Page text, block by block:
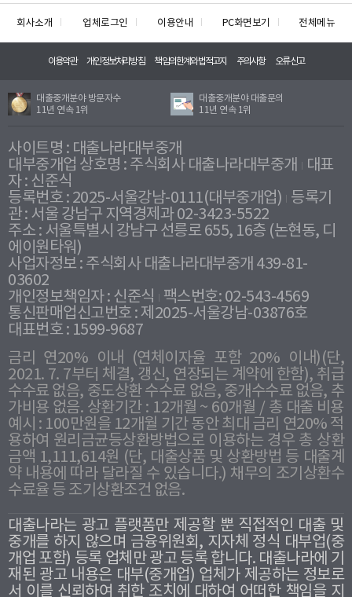
회사소개 업체로그인 이용안내 PC화면보기 전체메뉴
이용약관 개인정보처리방침 책임의한계와법적고지 주의사항 오류신고
대출중개분야 방문자수
11년 연속 1위
대출중개분야 대출문의
11년 연속 1위
사이트명 : 대출나라대부중개
대부중개업 상호명 : 주식회사 대출나라대부중개
대표
자 : 신준식
등록번호 : 2025-서울강남-0111(대부중개업) 등록기
관 : 서울 강남구 지역경제과 02-3423-5522
주소 : 서울특별시 강남구 선릉로 655, 16층 (논현동, 디
에이원타워)
사업자정보 : 주식회사 대출나라대부중개 439-81-
03602
개인정보책임자 : 신준식
팩스번호: 02-543-4569
통신판매업신고번호 : 제2025-서울강남-03876호
대표번호 : 1599-9687
금리 연20% 이내 (연체이자율 포함 20% 이내)(단,
2021. 7. 7부터 체결, 갱신, 연장되는 계약에 한함), 취급
수수료 없음, 중도상환 수수료 없음, 중개수수료 없음, 추
가비용 없음. 상환기간 : 12개월 ~ 60개월 / 총 대출 비용
예시 : 100만원을 12개월 기간 동안 최대 금리 연20% 적
용하여 원리금균등상환방법으로 이용하는 경우 총 상환
금액 1,111,614원 (단, 대출상품 및 상환방법 등 대출계
약 내용에 따라 달라질 수 있습니다.) 채무의 조기상환수
수료율 등 조기상환조건 없음.
대출나라는 광고 플랫폼만 제공할 뿐 직접적인 대출 및
중개를 하지 않으며 금융위원회, 지자체 정식 대부업(중
개업 포함) 등록 업체만 광고 등록 합니다. 대출나라에 기
재된 광고 내용은 대부(중개업) 업체가 제공하는 정보로
서 이를 신뢰하여 취한 조치에 대하여 어떠한 책임을 지